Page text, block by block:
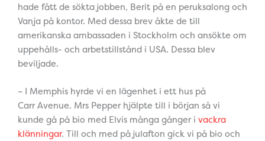
hade fått de sökta jobben, Berit på en peruksalong och
Vanja på kontor. Med dessa brev åkte de till
amerikanska ambassaden i Stockholm och ansökte om
uppehålls- och arbetstillstånd i USA. Dessa blev
beviljade.
– I Memphis hyrde vi en lägenhet i ett hus på
Carr Avenue. Mrs Pepper hjälpte till i början så vi
kunde gå på bio med Elvis många gånger i vackra
klänningar. Till och med på julafton gick vi på bio och